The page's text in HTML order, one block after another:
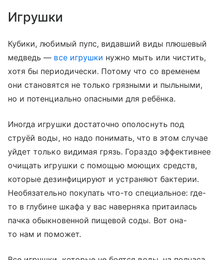
Игрушки
Кубики, любимый пупс, видавший виды плюшевый
медведь — все игрушки нужно мыть или чистить,
хотя бы периодически. Потому что со временем
они становятся не только грязными и пыльными,
но и потенциально опасными для ребёнка.
Иногда игрушки достаточно ополоснуть под
струёй воды, но надо понимать, что в этом случае
уйдет только видимая грязь. Гораздо эффективнее
очищать игрушки с помощью моющих средств,
которые дезинфицируют и устраняют бактерии.
Необязательно покупать что-то специальное: где-
то в глубине шкафа у вас наверняка притаилась
пачка обыкновенной пищевой соды. Вот она-
то нам и поможет.